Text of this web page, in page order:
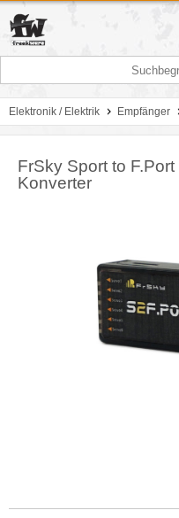
Elektronik / Elektrik Empfänger
FrSky Sport to
Konverter